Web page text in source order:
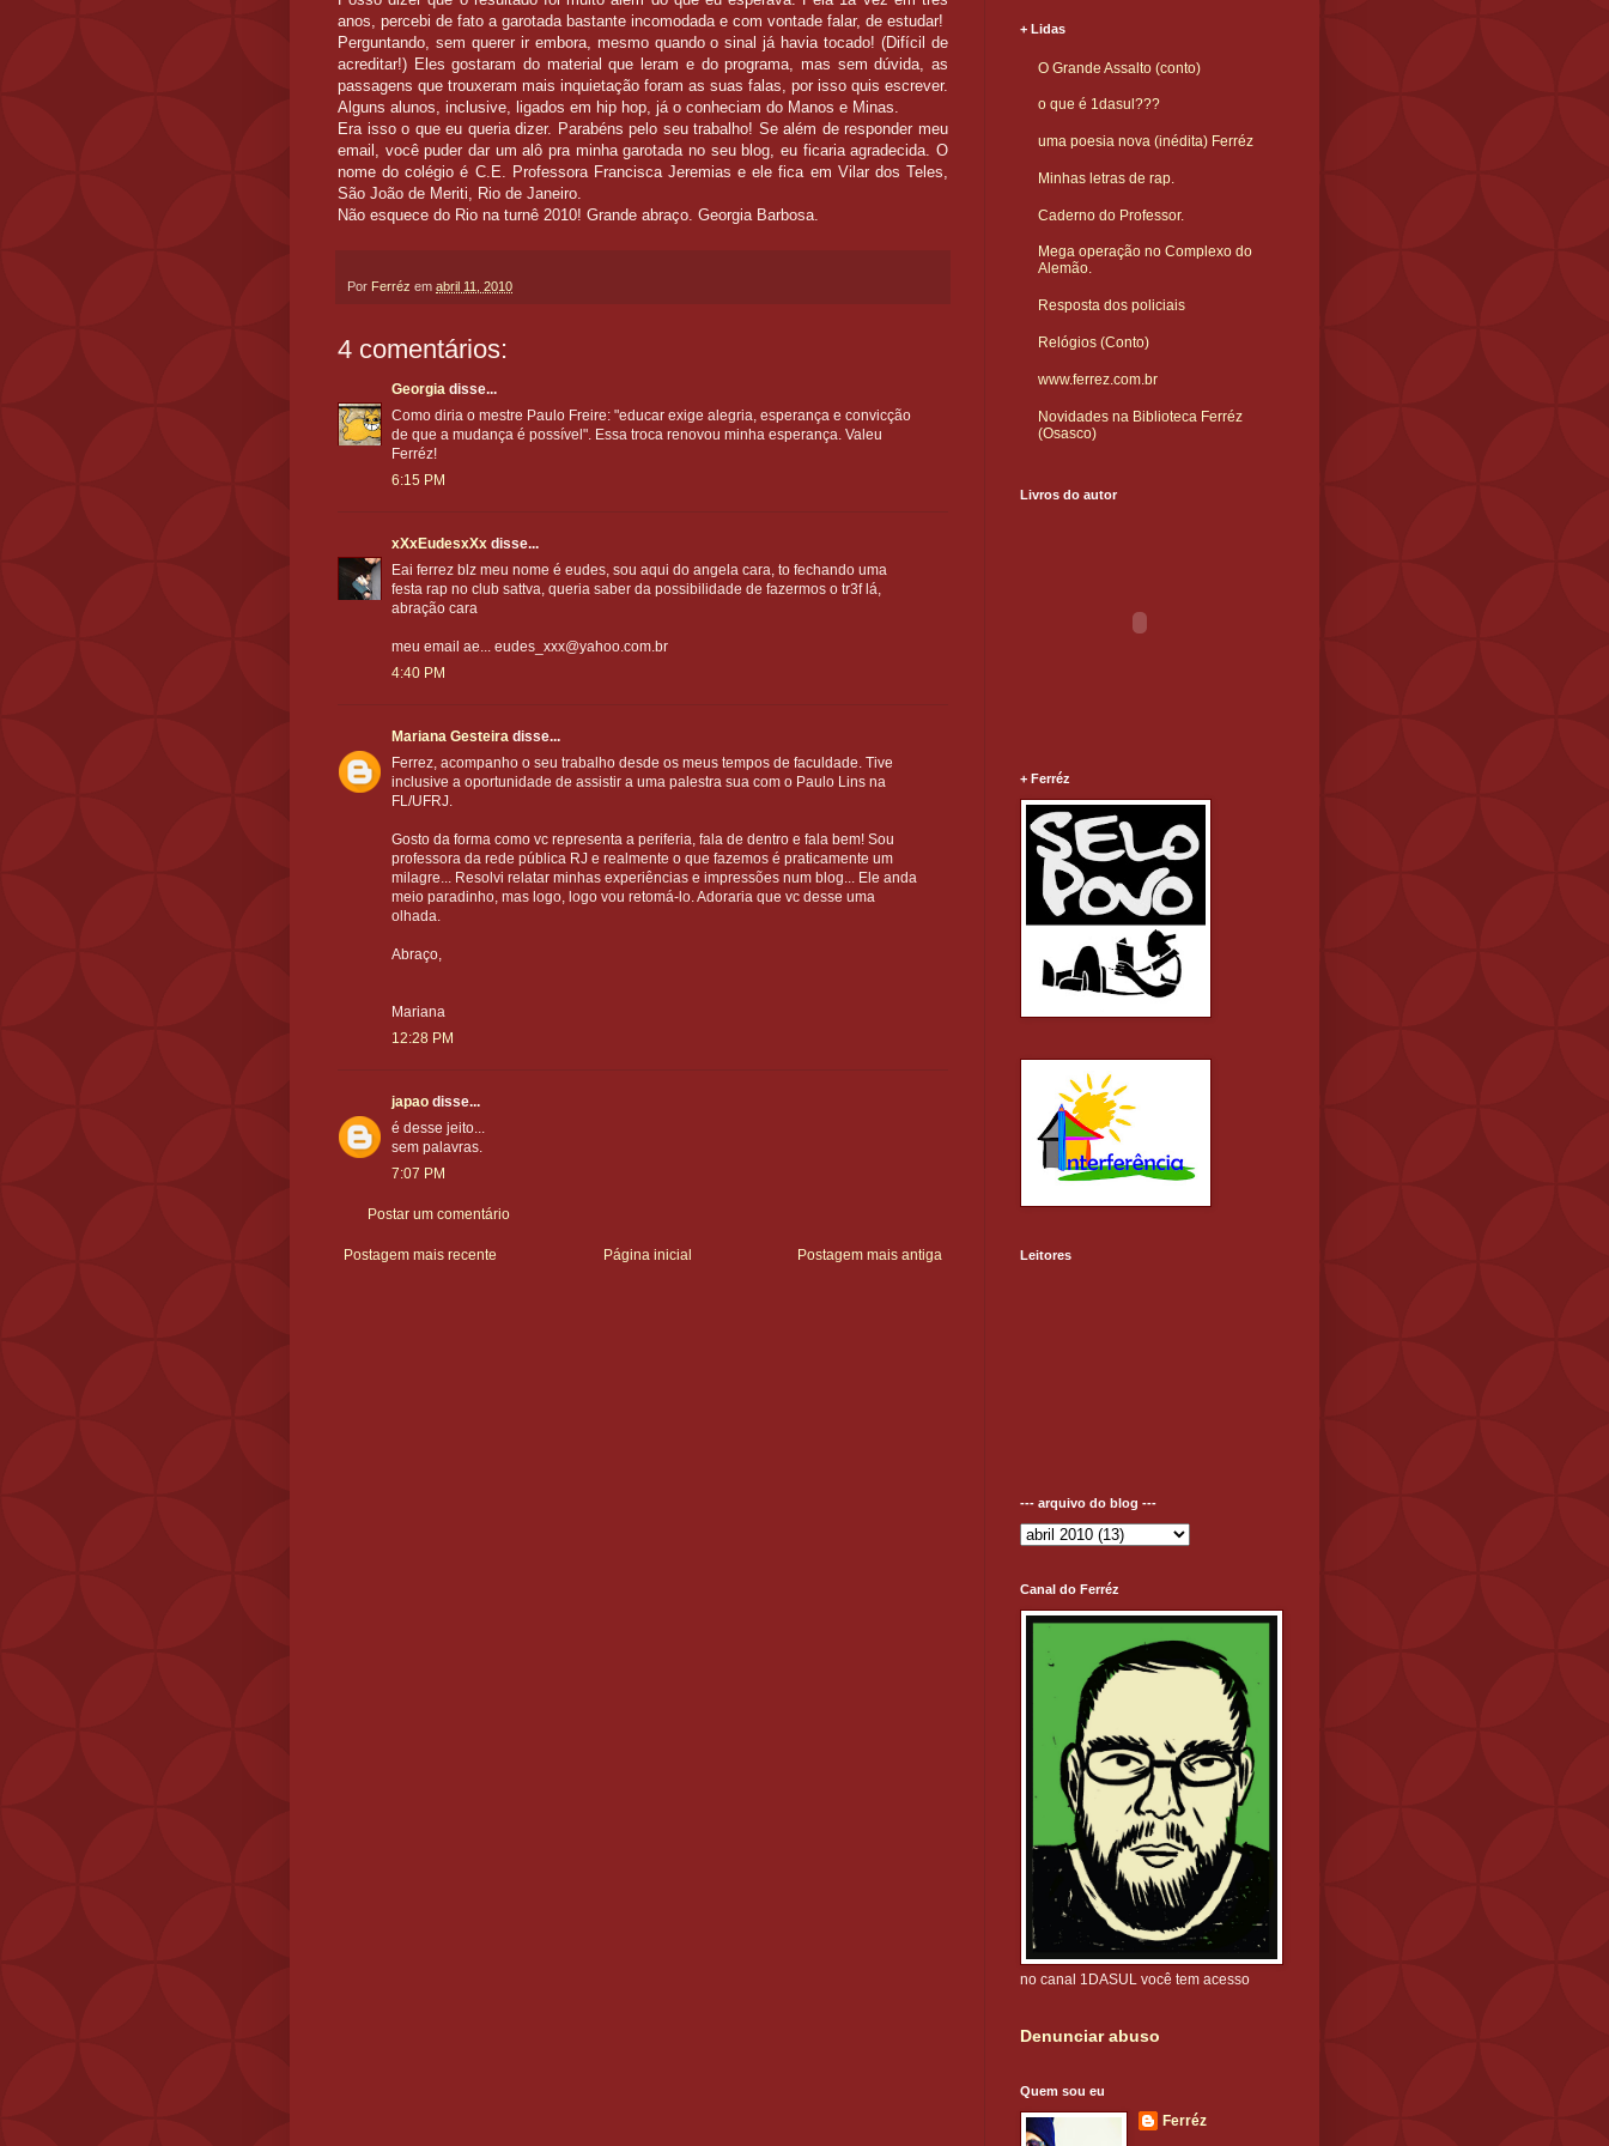
anos, percebi de fato a garotada bastante incomodada e com vontade falar, de estudar!
Perguntando, sem querer ir embora, mesmo quando o sinal já havia tocado! (Difícil de
acreditar!) Eles gostaram do material que leram e do programa, mas sem dúvida, as
passagens que trouxeram mais inquietação foram as suas falas, por isso quis escrever.
Alguns alunos, inclusive, ligados em hip hop, já o conheciam do Manos e Minas.
Era isso o que eu queria dizer. Parabéns pelo seu trabalho! Se além de responder meu
email, você puder dar um alô pra minha garotada no seu blog, eu ficaria agradecida. O
nome do colégio é C.E. Professora Francisca Jeremias e ele fica em Vilar dos Teles,
São João de Meriti, Rio de Janeiro.
Não esquece do Rio na turnê 2010! Grande abraço. Georgia Barbosa.
Por Ferréz em abril 11, 2010
4 comentários:
Georgia disse...
Como diria o mestre Paulo Freire: "educar exige alegria, esperança e convicção
de que a mudança é possível". Essa troca renovou minha esperança. Valeu
Ferréz!
6:15 PM
xXxEudesxXx disse...
Eai ferrez blz meu nome é eudes, sou aqui do angela cara, to fechando uma
festa rap no club sattva, queria saber da possibilidade de fazermos o tr3f lá,
abração cara
meu email ae... eudes_xxx@yahoo.com.br
4:40 PM
Mariana Gesteira disse...
Ferrez, acompanho o seu trabalho desde os meus tempos de faculdade. Tive
inclusive a oportunidade de assistir a uma palestra sua com o Paulo Lins na
FL/UFRJ.
Gosto da forma como vc representa a periferia, fala de dentro e fala bem! Sou
professora da rede pública RJ e realmente o que fazemos é praticamente um
milagre... Resolvi relatar minhas experiências e impressões num blog... Ele anda
meio paradinho, mas logo, logo vou retomá-lo. Adoraria que vc desse uma
olhada.
Abraço,
Mariana
12:28 PM
japao disse...
é desse jeito...
sem palavras.
7:07 PM
Postar um comentário
Postagem mais recente Postagem mais antiga
Página inicial
+ Lidas
O Grande Assalto (conto)
o que é 1dasul???
uma poesia nova (inédita) Ferréz
Minhas letras de rap.
Caderno do Professor.
Mega operação no Complexo do
Alemão.
Resposta dos policiais
Relógios (Conto)
www.ferrez.com.br
Novidades na Biblioteca Ferréz
(Osasco)
Livros do autor
+ Ferréz
Leitores
--- arquivo do blog ---
Canal do Ferréz
no canal 1DASUL você tem acesso
Denunciar abuso
Quem sou eu
Ferréz